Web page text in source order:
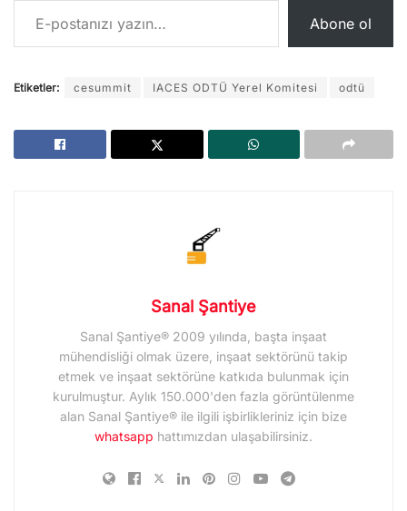
Abone ol
Etiketler: cesummit IACES ODTÜ Yerel Komitesi odtü
Sanal Şantiye
Sanal Şantiye® 2009 yılında, başta inşaat
mühendisliği olmak üzere, inşaat sektörünü takip
etmek ve inşaat sektörüne katkıda bulunmak için
kurulmuştur. Aylık 150.000'den fazla görüntülenme
alan Sanal Şantiye® ile ilgili işbirlikleriniz için bize
whatsapp hattımızdan ulaşabilirsiniz.